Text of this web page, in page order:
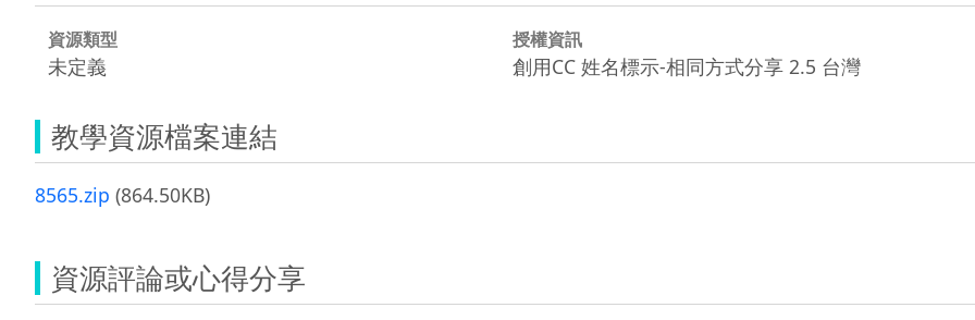
資源類型
未定義
授權資訊
創用CC 姓名標示-相同方式分享 2.5 台灣
教學資源檔案連結
8565.zip (864.50KB)
資源評論或心得分享